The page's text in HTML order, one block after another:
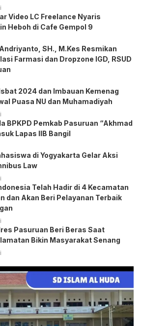
Video LC Freelance Nyaris
Heboh di Cafe Gempol 9
SH., M.Kes Resmikan
Farmasi dan Dropzone IGD, RSUD
2024 dan Imbauan Kemenag
Puasa NU dan Muhamadiyah
BPKPD Pemkab Pasuruan “Akhmad
Lapas IIB Bangil
di Yogyakarta Gelar Aksi
Law
Telah Hadir di 4 Kecamatan
dan Akan Beri Pelayanan Terbaik
Pasuruan Beri Beras Saat
Bikin Masyarakat Senang